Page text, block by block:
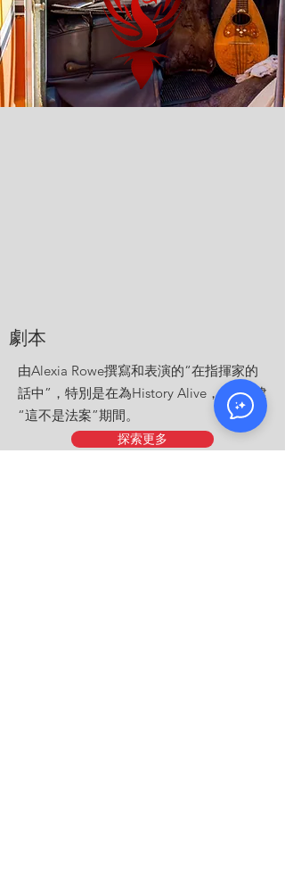
劇本
由Alexia Rowe撰寫和表演的“在指揮家的
話中”，特別是在為History Alive，Inc.創建
“這不是法案”期間。
探索更多